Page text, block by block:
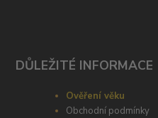
DŮLEŽITÉ INFORMACE
Ověření věku
Obchodní podmínky